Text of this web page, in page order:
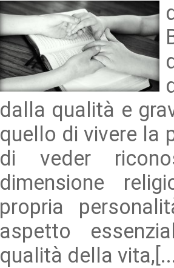
dalla qualità e
quello di vivere la
di veder
dimensione
propria
aspetto
qualità della